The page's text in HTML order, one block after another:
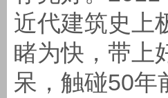
近代建筑史上
睹为快，带上
呆，触碰50年